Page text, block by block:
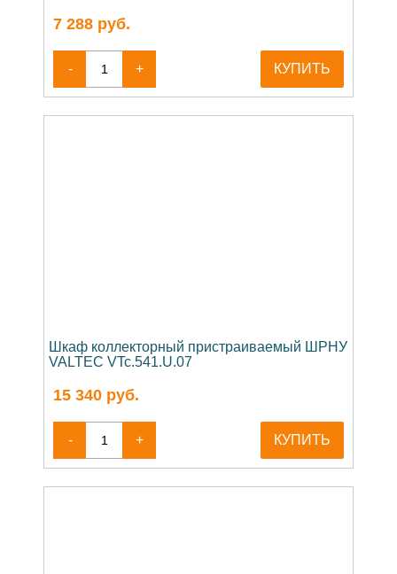
7 288 руб.
- + КУПИТЬ
Шкаф коллекторный пристраиваемый ШРНУ
VALTEC VTc.541.U.07
15 340 руб.
- + КУПИТЬ